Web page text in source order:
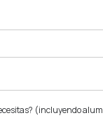
(incluyendo